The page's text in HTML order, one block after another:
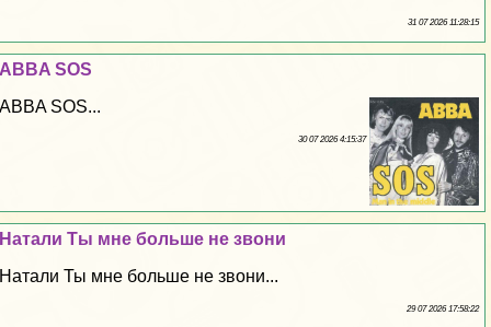
31 07 2026 11:28:15
ABBA SOS
ABBA SOS...
30 07 2026 4:15:37
Натали Ты мне больше не звони
Натали Ты мне больше не звони...
29 07 2026 17:58:22